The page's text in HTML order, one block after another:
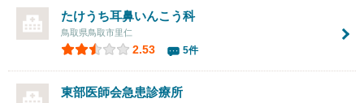
たけうち耳鼻いんこう科
鳥取県鳥取市里仁
2.53 5件
東部医師会急患診療所